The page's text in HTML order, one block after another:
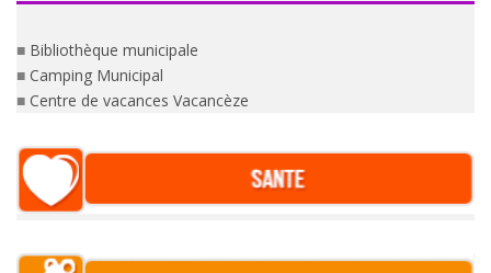
■ Bibliothèque municipale
■ Camping Municipal
■ Centre de vacances Vacancèze